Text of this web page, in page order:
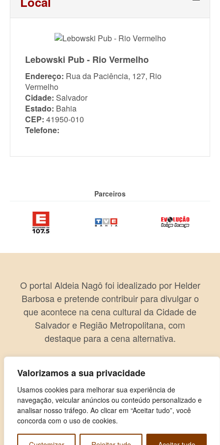
Valorizamos a sua privacidade
Usamos cookies para melhorar sua experiência de
navegação, veicular anúncios ou conteúdo personalizado e
analisar nosso tráfego. Ao clicar em “Aceitar tudo”, você
concorda com o uso de cookies.
Lebowski Pub - Rio Vermelho
Endereço: Rua da Paciência, 127, Rio
Vermelho
Cidade: Salvador
Estado: Bahia
CEP: 41950-010
Telefone:
Parceiros
O portal Aldeia Nagô foi idealizado por Helder
Barbosa e pretende contribuir para divulgar o
que acontece na cena cultural da Cidade de
Salvador e Região Metropolitana, com
destaque para a cena alternativa.